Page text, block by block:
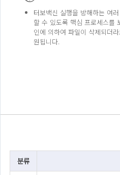
터보백신 실행을 방해하는 여
할 수 있도록 핵심 프로세스를
인에 의하여 파일이 삭제되더
원됩니다.
분류